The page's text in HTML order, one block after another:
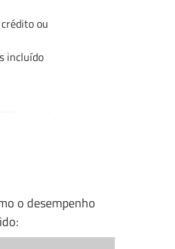
ou
incluído
o desempenho